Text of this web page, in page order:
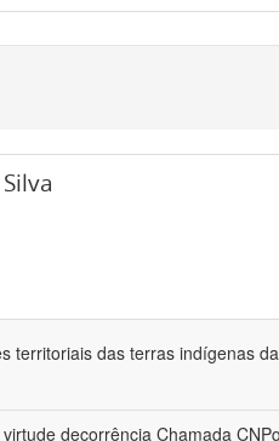
territoriais das terras indígenas
decorrência Chamada